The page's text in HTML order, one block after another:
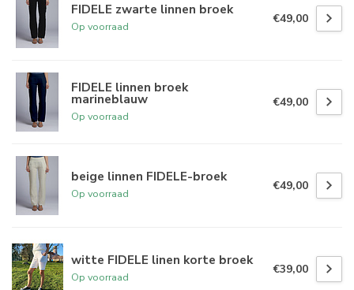
FIDELE zwarte linnen broek
Op voorraad
€49,00
FIDELE linnen broek
marineblauw
Op voorraad
€49,00
beige linnen FIDELE-broek
Op voorraad
€49,00
witte FIDELE linen korte broek
Op voorraad
€39,00